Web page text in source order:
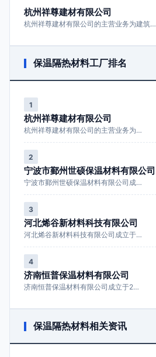
杭州祥尊建材有限公司
杭州祥尊建材有限公司的主营业务为建筑…
保温隔热材料工厂排名
1
杭州祥尊建材有限公司
杭州祥尊建材有限公司的主营业务为…
2
宁波市鄞州世硕保温材料有限公司
宁波市鄞州世硕保温材料有限公司成…
3
河北烯谷新材料科技有限公司
河北烯谷新材料科技有限公司成立于…
4
济南恒普保温材料有限公司
济南恒普保温材料有限公司成立于2…
保温隔热材料相关资讯